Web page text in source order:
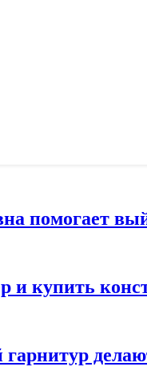
помогает
и купить
гарнитур